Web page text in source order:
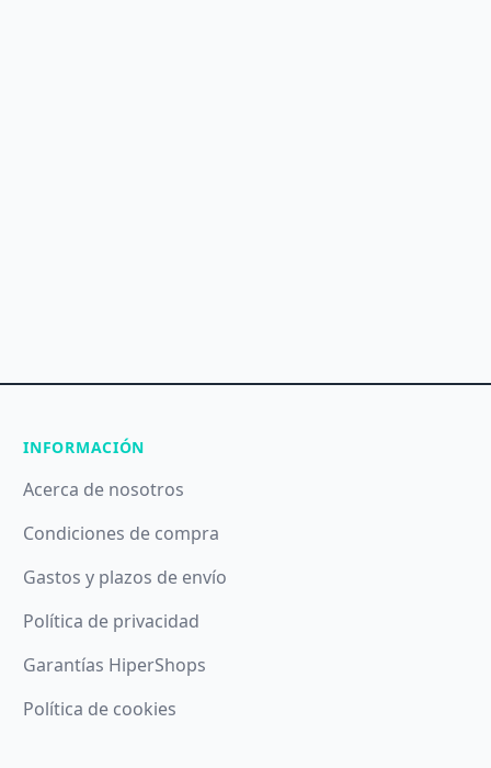
INFORMACIÓN
Acerca de nosotros
Condiciones de compra
Gastos y plazos de envío
Política de privacidad
Garantías HiperShops
Política de cookies